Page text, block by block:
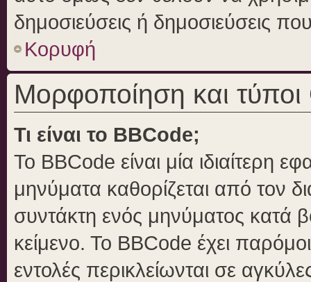
δημοσιεύσεις ή δημοσιεύσεις
Κορυφή
Μορφοποίηση και
Τι είναι το BBCode;
Το BBCode είναι μία ιδιαίτερη
μηνύματα καθορίζεται από τον
συντάκτη ενός μηνύματος κατά
κείμενο. Το BBCode έχει
εντολές περικλείωνται σε